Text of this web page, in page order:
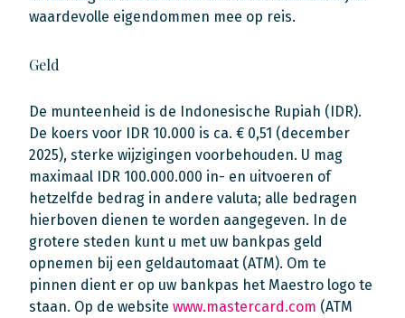
waardevolle eigendommen mee op reis.
Geld
De munteenheid is de Indonesische Rupiah (IDR).
De koers voor IDR 10.000 is ca. € 0,51 (december
2025), sterke wijzigingen voorbehouden. U mag
maximaal IDR 100.000.000 in- en uitvoeren of
hetzelfde bedrag in andere valuta; alle bedragen
hierboven dienen te worden aangegeven. In de
grotere steden kunt u met uw bankpas geld
opnemen bij een geldautomaat (ATM). Om te
pinnen dient er op uw bankpas het Maestro logo te
staan. Op de website www.mastercard.com (ATM